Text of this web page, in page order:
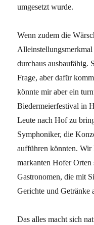
umgesetzt wurde.
Wenn zudem die
Alleinstellungsmerkmal
durchaus ausbaufähig.
Frage, aber dafür
könnte mir aber ein
Biedermeierfestival in
Leute nach Hof zu
Symphoniker, die
aufführen könnten. Wir
markanten Hofer
Gastronomen, die mit
Gerichte und Getränke
Das alles macht sich